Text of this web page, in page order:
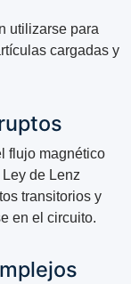
utilizarse para
cargadas y
flujo magnético
de Lenz
transitorios y
en el circuito.